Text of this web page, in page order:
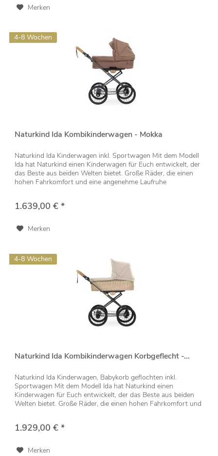
Merken
4-8 Wochen
Naturkind Ida Kombikinderwagen - Mokka
Naturkind Ida Kinderwagen inkl. Sportwagen Mit dem Modell
Ida hat Naturkind einen Kinderwagen für Euch entwickelt, der
das Beste aus beiden Welten bietet. Große Räder, die einen
hohen Fahrkomfort und eine angenehme Laufruhe
1.639,00 € *
Merken
4-8 Wochen
Naturkind Ida Kombikinderwagen Korbgeflecht -...
Naturkind Ida Kinderwagen, Babykorb geflochten inkl.
Sportwagen Mit dem Modell Ida hat Naturkind einen
Kinderwagen für Euch entwickelt, der das Beste aus beiden
Welten bietet. Große Räder, die einen hohen Fahrkomfort und
1.929,00 € *
Merken